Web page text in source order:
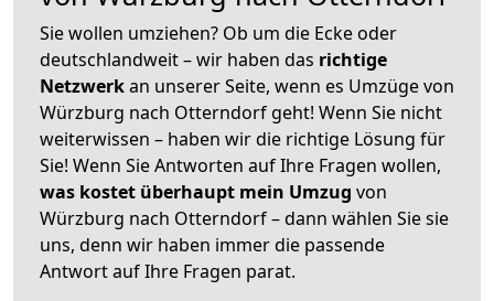
Sie wollen umziehen? Ob um die Ecke oder
deutschlandweit – wir haben das richtige
Netzwerkan unserer Seite, wenn es Umzüge von
Würzburg nach Otterndorf geht! Wenn Sie nicht
weiterwissen – haben wir die richtige Lösung für
Sie! Wenn Sie Antworten auf Ihre Fragen wollen,
was kostet überhaupt mein Umzug von
Würzburg nach Otterndorf – dann wählen Sie sie
uns, denn wir haben immer die passende
Antwort auf Ihre Fragen parat.